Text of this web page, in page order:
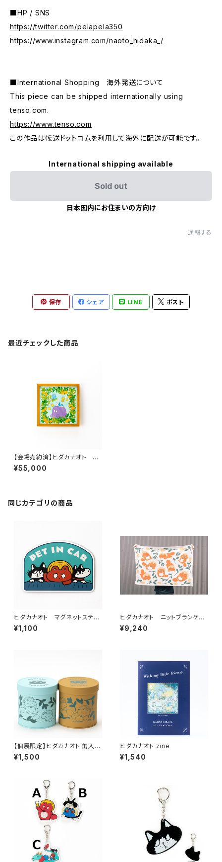
■HP / SNS
https://twitter.com/pelapela350
https://www.instagram.com/naoto_hidaka_/
■International Shopping 海外発送について
This piece can be shipped internationally using
tenso.com.
https://www.tenso.com
この作品は転送ドットコムを利用して海外に配送が可能です。
International shipping available
Sold out
日本国内にお住まいの方向け
通報する
保存 シェア LINE ポスト
最近チェックした商品
【会場売約済】ヒダカナオト 原
画11「Orange」 額装込み、直
筆サイン入り
¥55,000
同じカテゴリの商品
ヒダカナオト マグネットステッ
カー
¥1,100
ヒダカナオト ニットブランケッ
ト
¥9,240
【個展限定】ヒダカナオト 缶入り
チョコ
¥1,500
ヒダカナオト zine
¥1,540